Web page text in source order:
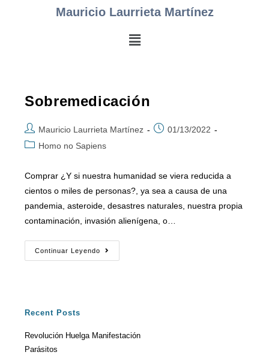
Mauricio Laurrieta Martínez
Sobremedicación
Mauricio Laurrieta Martínez
01/13/2022
Homo no Sapiens
Comprar ¿Y si nuestra humanidad se viera reducida a
cientos o miles de personas?, ya sea a causa de una
pandemia, asteroide, desastres naturales, nuestra propia
contaminación, invasión alienígena, o…
Continuar Leyendo
Recent Posts
Revolución Huelga Manifestación
Parásitos